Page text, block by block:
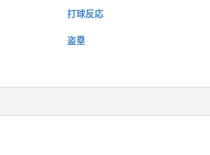
打球反応
盗塁